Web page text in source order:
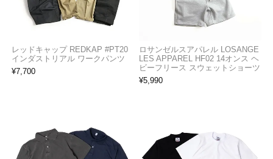
レッドキャップ REDKAP #PT20
インダストリアル ワークパンツ
¥7,700
ロサンゼルスアパレル LOSANGE
LES APPAREL HF02 14オンス ヘ
ビーフリース スウェットショーツ
¥5,990